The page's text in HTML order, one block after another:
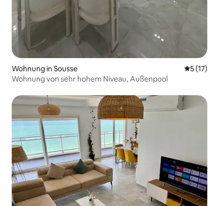
Wohnung in Sousse
5 (17)
Wohnung von sehr hohem Niveau, Außenpool